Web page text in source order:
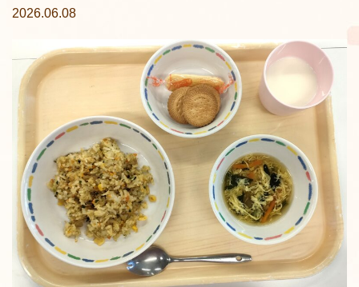
2026.06.08